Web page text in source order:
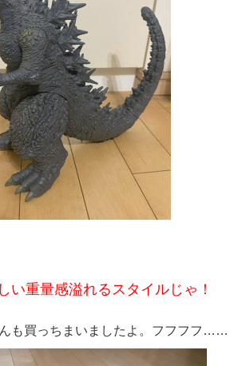
い重量感溢れるスタイルじゃ！
も買っちまいましたよ。フフフフ……